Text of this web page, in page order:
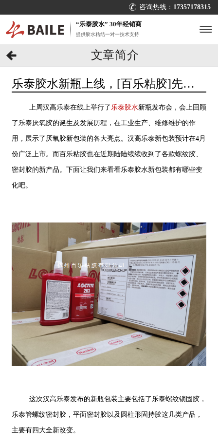
咨询热线： 17357178315
“乐泰胶水” 30年经销商
提供胶水粘结一对一技术支持
文章简介
乐泰胶水新瓶上线，[百乐粘胶]先睹
上周汉高乐泰在线上举行了 乐泰胶水新瓶发布会，会上回顾
了乐泰厌氧胶的诞生及发展历程，在工业生产、维修维护的作
用，展示了厌氧胶新包装的各大亮点。汉高乐泰新包装预计在4月
份广泛上市。而百乐粘胶也在近期陆陆续续收到了各款螺纹胶、
密封胶的新产品。下面让我们来看看乐泰胶水新包装都有哪些变
化吧。
这次汉高乐泰发布的新瓶包装主要包括了乐泰螺纹锁固胶，
乐泰管螺纹密封胶，平面密封胶以及圆柱形固持胶这几类产品，
主要有四大全新改变。